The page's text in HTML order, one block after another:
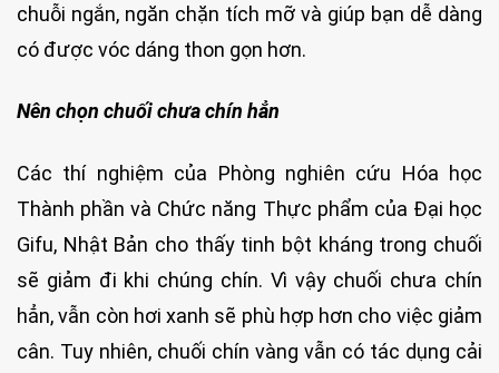
chuỗi ngắn, ngăn chặn tích mỡ và giúp bạn dễ dàng
có được vóc dáng thon gọn hơn.
Nên chọn chuối chưa chín hẳn
Các thí nghiệm của Phòng nghiên cứu Hóa học
Thành phần và Chức năng Thực phẩm của Đại học
Gifu, Nhật Bản cho thấy tinh bột kháng trong chuối
sẽ giảm đi khi chúng chín. Vì vậy chuối chưa chín
hẳn, vẫn còn hơi xanh sẽ phù hợp hơn cho việc giảm
cân. Tuy nhiên, chuối chín vàng vẫn có tác dụng cải